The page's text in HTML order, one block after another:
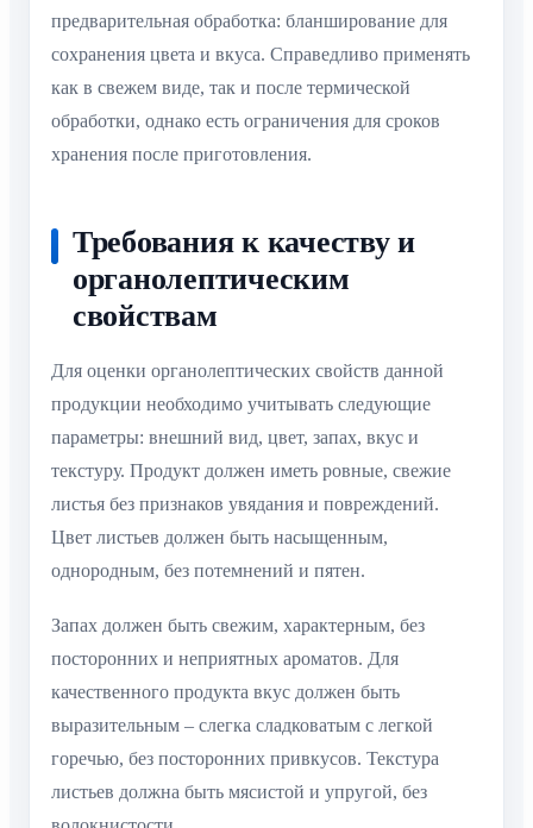
предварительная обработка: бланширование для
сохранения цвета и вкуса. Справедливо применять
как в свежем виде, так и после термической
обработки, однако есть ограничения для сроков
хранения после приготовления.
Требования к качеству и
органолептическим
свойствам
Для оценки органолептических свойств данной
продукции необходимо учитывать следующие
параметры: внешний вид, цвет, запах, вкус и
текстуру. Продукт должен иметь ровные, свежие
листья без признаков увядания и повреждений.
Цвет листьев должен быть насыщенным,
однородным, без потемнений и пятен.
Запах должен быть свежим, характерным, без
посторонних и неприятных ароматов. Для
качественного продукта вкус должен быть
выразительным – слегка сладковатым с легкой
горечью, без посторонних привкусов. Текстура
листьев должна быть мясистой и упругой, без